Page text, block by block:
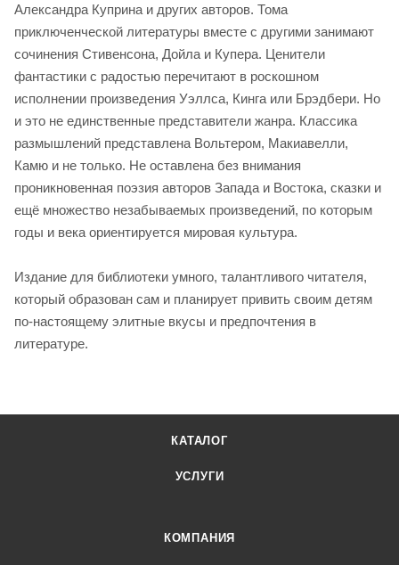
Александра Куприна и других авторов. Тома
приключенческой литературы вместе с другими занимают
сочинения Стивенсона, Дойла и Купера. Ценители
фантастики с радостью перечитают в роскошном
исполнении произведения Уэллса, Кинга или Брэдбери. Но
и это не единственные представители жанра. Классика
размышлений представлена Вольтером, Макиавелли,
Камю и не только. Не оставлена без внимания
проникновенная поэзия авторов Запада и Востока, сказки и
ещё множество незабываемых произведений, по которым
годы и века ориентируется мировая культура.
Издание для библиотеки умного, талантливого читателя,
который образован сам и планирует привить своим детям
по-настоящему элитные вкусы и предпочтения в
литературе.
КАТАЛОГ
УСЛУГИ
КОМПАНИЯ